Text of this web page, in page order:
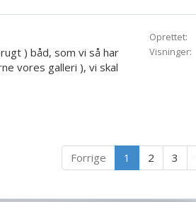
) båd, som vi så har
vores galleri ), vi skal
Oprettet:
Visninger:
Forrige 1 2 3